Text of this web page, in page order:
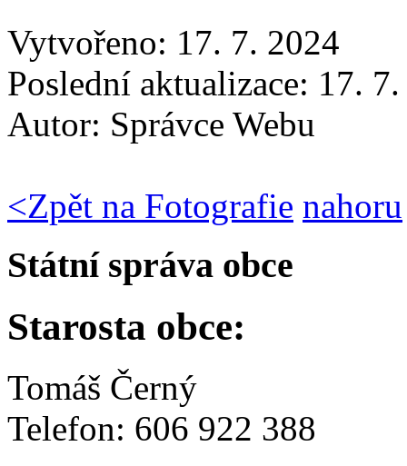
Vytvořeno: 17. 7. 2024
Poslední aktualizace: 17.
Autor: Správce Webu
<Zpět na Fotografie nahoru
Státní správa obce
Starosta obce:
Tomáš Černý
Telefon: 606 922 388